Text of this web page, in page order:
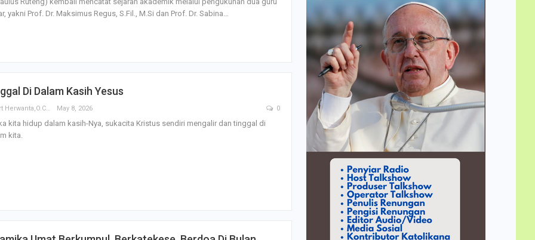
yakni Prof. Dr. Maksimus Regus, S.Fil., M.Si dan Prof. Dr. Sabina
Di Dalam Kasih Yesus
May 8, 2026 0
kita hidup dalam kasih-Nya, sukacita Kristus sendiri mengalir dan tinggal di
kita.